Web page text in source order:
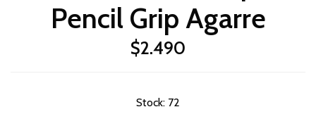
Pencil Grip Agarre
$2.490
Stock: 72